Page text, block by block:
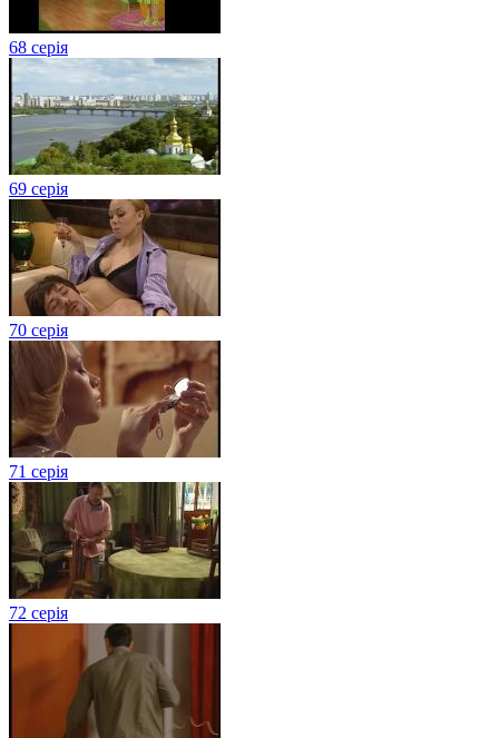
68 серія
69 серія
70 серія
71 серія
72 серія